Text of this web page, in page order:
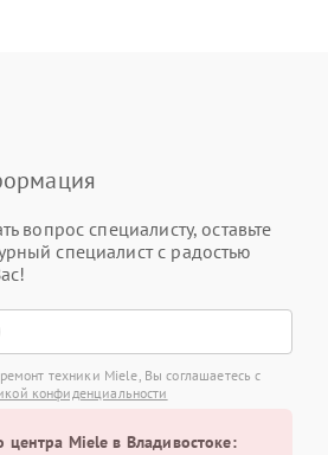
вопрос специалисту, оставьте
специалист с радостью
техники Miele, Вы соглашаетесь с
конфиденциальности
центра Miele в Владивостоке: